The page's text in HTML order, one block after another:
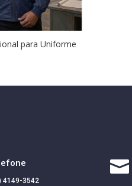
para Uniforme
4149-3542
